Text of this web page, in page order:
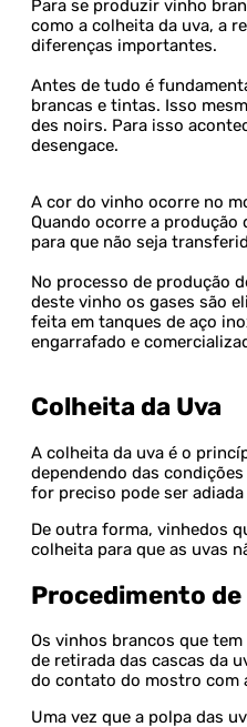
Para se produzir vinho
como a colheita da uva, a
diferenças importantes.
Antes de tudo é
brancas e tintas. Isso
des noirs. Para isso
desengace.
A cor do vinho ocorre no
Quando ocorre a
para que não seja
No processo de produção
deste vinho os gases são
feita em tanques de aço
engarrafado e
Colheita da Uva
A colheita da uva é o
dependendo das
for preciso pode ser
De outra forma, vinhedos
colheita para que as uvas
Procedimento de
Os vinhos brancos que
de retirada das cascas da
do contato do mostro com
Uma vez que a polpa das